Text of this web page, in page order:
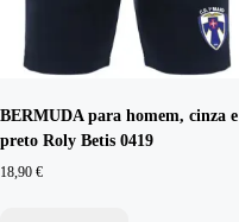
BERMUDA para homem, cinza e
preto Roly Betis 0419
18,90 €